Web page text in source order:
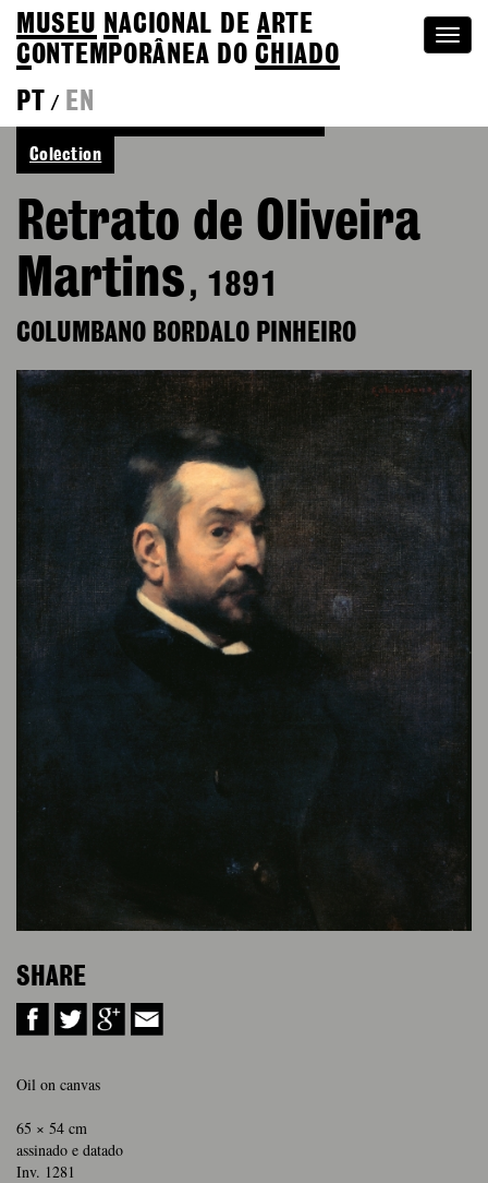
MUSEU NACIONAL DEA RTE
CONTEMPORÂNEA DOCHIADO
PT
/ EN
Colection
Retrato de Oliveira
Martins , 1891
COLUMBANO BORDALO PINHEIRO
SHARE
Oil on canvas
65 × 54 cm
assinado e datado
Inv. 1281